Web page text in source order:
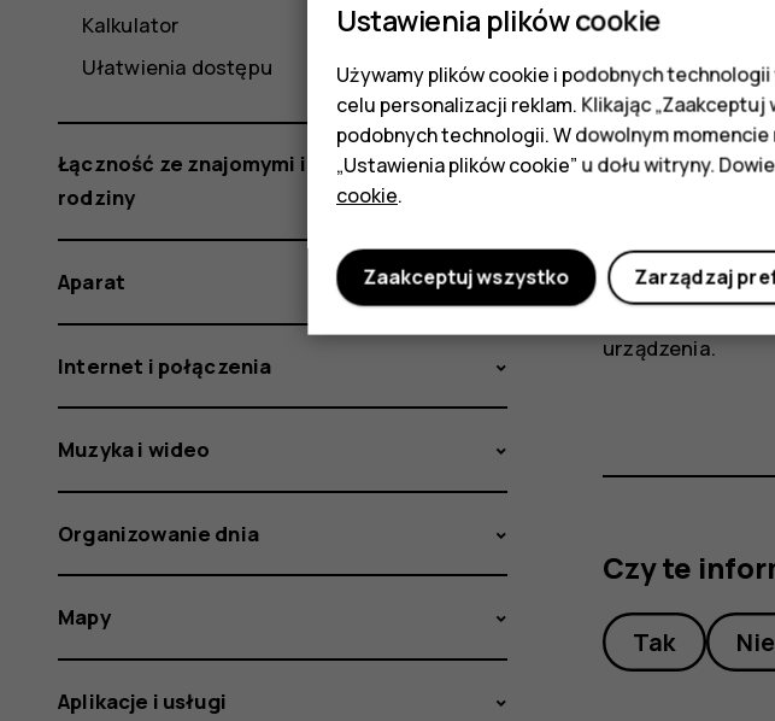
korzystać.
Używaj
łączenia
danych.
lub w inny
Tryb
Tryb
urządzenia.
Czy te
Tak Nie
Kalkulator
Ułatwienia dostępu
Łączność ze znajomymi i członkami
rodziny
Aparat
Internet i połączenia
Muzyka i wideo
Organizowanie dnia
Mapy
Aplikacje i usługi
Ustawienia plików cookie
Używamy plików cookie i podobnych
celu personalizacji reklam. Klikając
podobnych technologii. W dowolnym
„Ustawienia plików cookie” u dołu witryny.
cookie.
Zarządzaj
Zaakceptuj wszystko